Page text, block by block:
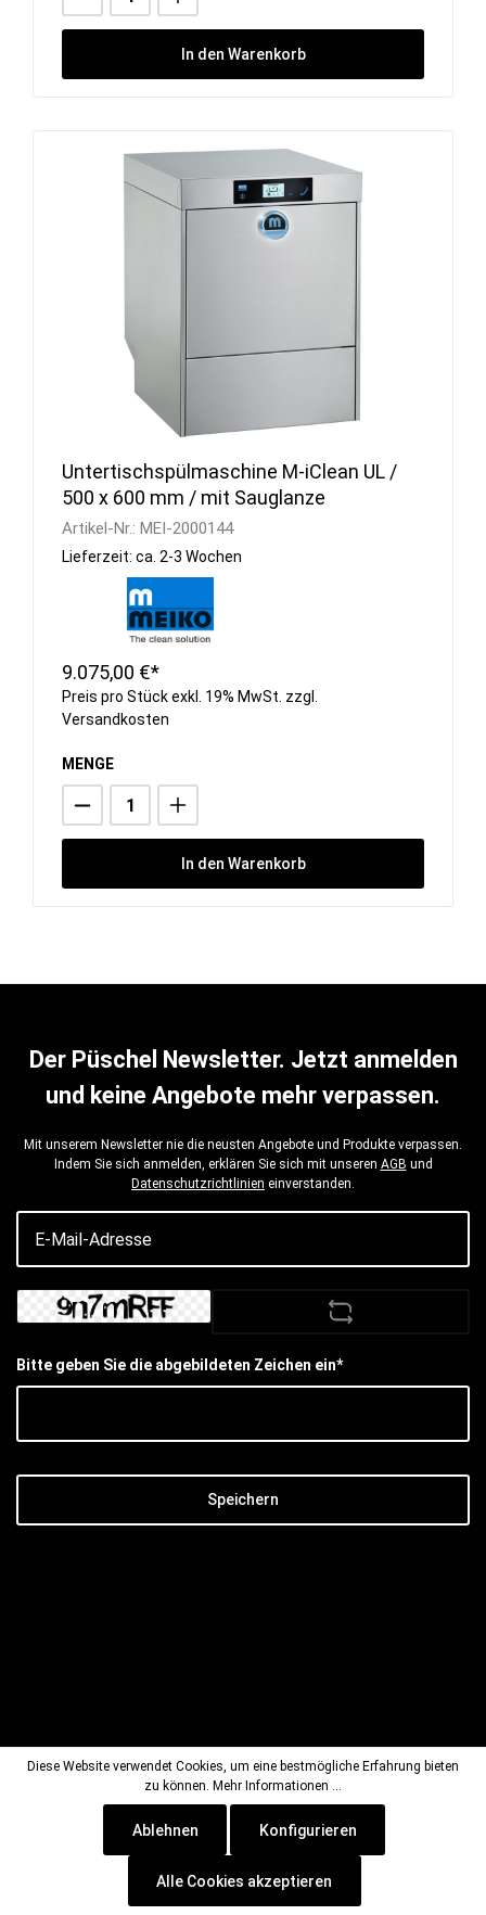
In den Warenkorb
Untertischspülmaschine M-iClean UL /
500 x 600 mm / mit Sauglanze
Artikel-Nr.: MEI-2000144
Lieferzeit: ca. 2-3 Wochen
9.075,00 €*
Preis pro Stück exkl. 19% MwSt. zzgl.
Versandkosten
MENGE
In den Warenkorb
Der Püschel Newsletter. Jetzt anmelden
und keine Angebote mehr verpassen.
Mit unserem Newsletter nie die neusten Angebote und Produkte verpassen.
Indem Sie sich anmelden, erklären Sie sich mit unseren AGB und
Datenschutzrichtlinien einverstanden.
Bitte geben Sie die abgebildeten Zeichen ein*
Speichern
SERVICE-HOTLINE
Unterstützung und Beratung unter:0351 216 99 0
Öffnungszeiten unserer Verkaufsausstellung
Mo. – Fr. 10:00 - 16:00 Uhr
Diese Website verwendet Cookies, um eine bestmögliche Erfahrung bieten
zu können. Mehr Informationen ...
Ablehnen Konfigurieren
Alle Cookies akzeptieren